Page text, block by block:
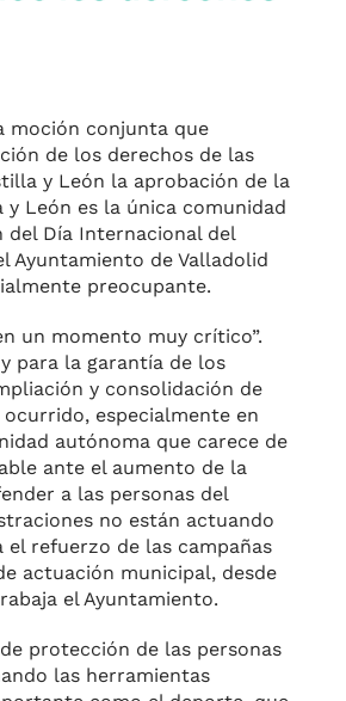
moción conjunta que
de los derechos de las
y León la aprobación de la
León es la única comunidad
del Día Internacional del
Ayuntamiento de Valladolid
preocupante.
un momento muy crítico”.
para la garantía de los
y consolidación de
especialmente en
autónoma que carece de
ante el aumento de la
a las personas del
no están actuando
refuerzo de las campañas
actuación municipal, desde
el Ayuntamiento.
protección de las personas
las herramientas